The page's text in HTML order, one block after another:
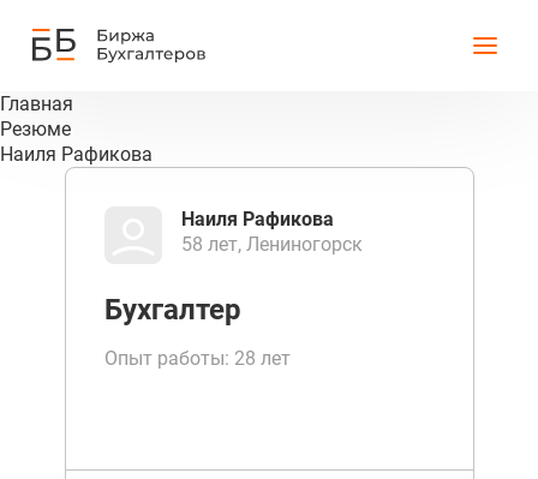
Главная
Резюме
Наиля Рафикова
Наиля Рафикова
58 лет, Лениногорск
Бухгалтер
Опыт работы: 28 лет